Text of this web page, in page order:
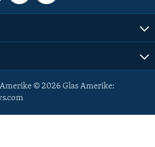
© 2026 Glas Amerike: